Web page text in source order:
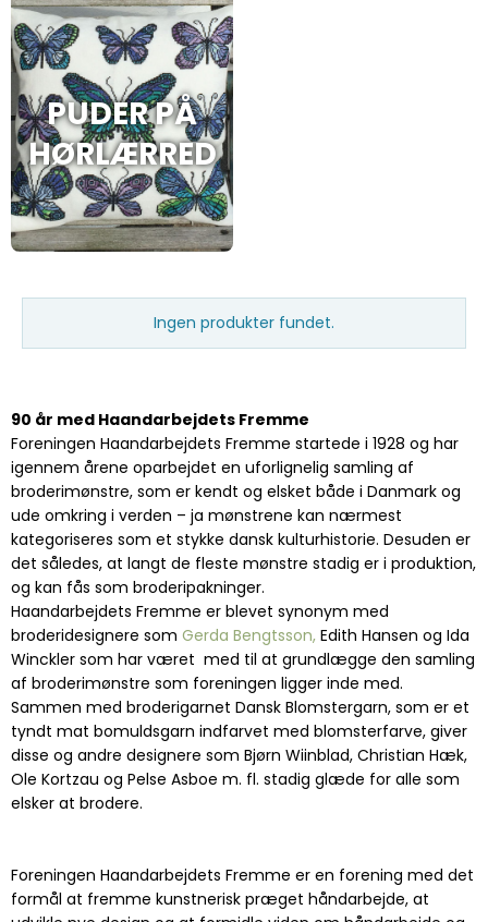
PUDER PÅ
HØRLÆRRED
Ingen produkter fundet.
90 år med Haandarbejdets Fremme
Foreningen Haandarbejdets Fremme startede i 1928 og har
igennem årene oparbejdet en uforlignelig samling af
broderimønstre, som er kendt og elsket både i Danmark og
ude omkring i verden – ja mønstrene kan nærmest
kategoriseres som et stykke dansk kulturhistorie. Desuden er
det således, at langt de fleste mønstre stadig er i produktion,
og kan fås som broderipakninger.
Haandarbejdets Fremme er blevet synonym med
broderidesignere som Gerda Bengtsson, Edith Hansen og Ida
Winckler som har været med til at grundlægge den samling
af broderimønstre som foreningen ligger inde med.
Sammen med broderigarnet Dansk Blomstergarn, som er et
tyndt mat bomuldsgarn indfarvet med blomsterfarve, giver
disse og andre designere som Bjørn Wiinblad, Christian Hæk,
Ole Kortzau og Pelse Asboe m. fl. stadig glæde for alle som
elsker at brodere.
Foreningen Haandarbejdets Fremme er en forening med det
formål at fremme kunstnerisk præget håndarbejde, at